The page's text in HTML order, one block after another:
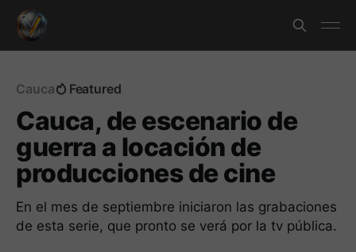
Cauca Featured
Cauca, de escenario de
guerra a locación de
producciones de cine
En el mes de septiembre iniciaron las grabaciones
de esta serie, que pronto se verá por la tv pública.